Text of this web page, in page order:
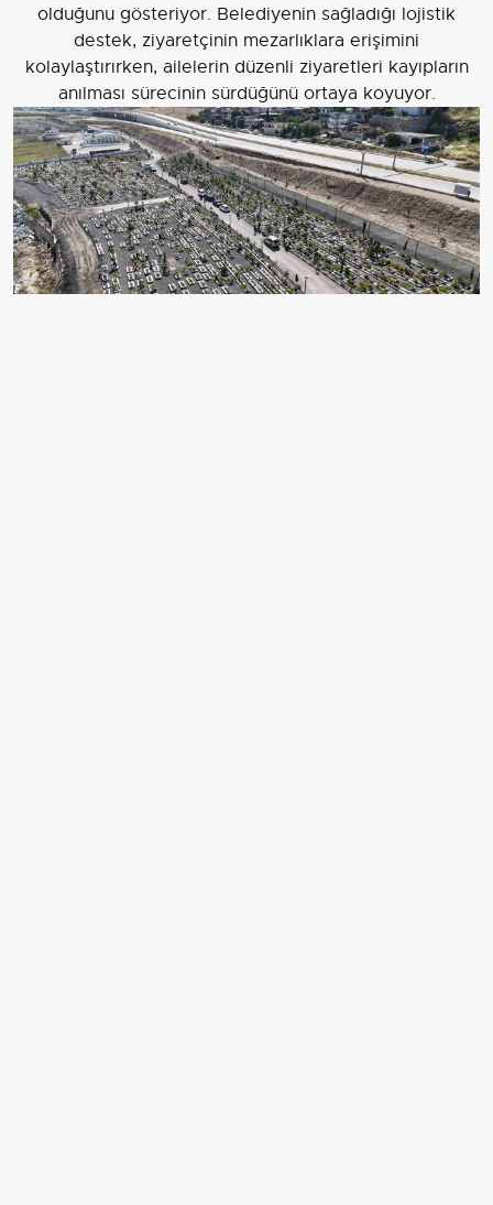
olduğunu gösteriyor. Belediyenin sağladığı lojistik
destek, ziyaretçinin mezarlıklara erişimini
kolaylaştırırken, ailelerin düzenli ziyaretleri kayıpların
anılması sürecinin sürdüğünü ortaya koyuyor.